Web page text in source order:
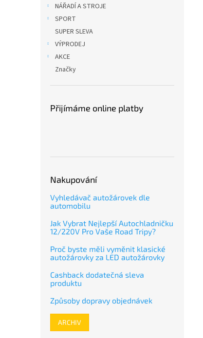
NÁŘADÍ A STROJE
SPORT
SUPER SLEVA
VÝPRODEJ
AKCE
Značky
Přijímáme online platby
Nakupování
Vyhledávač autožárovek dle
automobilu
Jak Vybrat Nejlepší Autochladničku
12/220V Pro Vaše Road Tripy?
Proč byste měli vyměnit klasické
autožárovky za LED autožárovky
Cashback dodatečná sleva
produktu
Způsoby dopravy objednávek
ARCHIV